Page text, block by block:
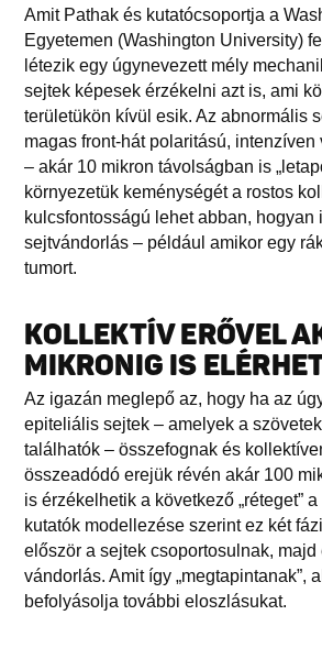
Amit Pathak és kutatócsoportja a
Egyetemen (Washington University)
létezik egy úgynevezett mély
sejtek képesek érzékelni azt is, ami
területükön kívül esik. Az abnormális
magas front-hát polaritású,
– akár 10 mikron távolságban is
környezetük keménységét a rostos
kulcsfontosságú lehet abban, hogyan
sejtvándorlás – például amikor egy
tumort.
KOLLEKTÍV ERŐVEL
MIKRONIG IS
Az igazán meglepő az, hogy ha az
epiteliális sejtek – amelyek a
találhatók – összefognak és
összeadódó erejük révén akár 100
is érzékelhetik a következő „réteget”
kutatók modellezése szerint ez két
először a sejtek csoportosulnak, majd
vándorlás. Amit így „megtapintanak”,
befolyásolja további eloszlásukat.